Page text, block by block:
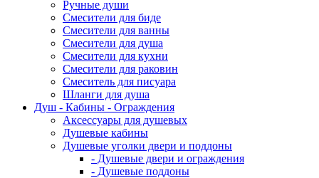
Ручные души
Смесители для биде
Смесители для ванны
Смесители для душа
Смесители для кухни
Смесители для раковин
Смеситель для писуара
Шланги для душа
Душ - Кабины - Ограждения
Аксессуары для душевых
Душевые кабины
Душевые уголки двери и поддоны
- Душевые двери и ограждения
- Душевые поддоны